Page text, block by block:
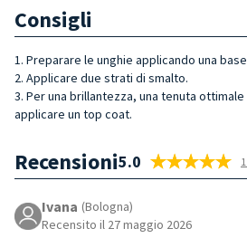
Consigli
1. Preparare le unghie applicando una
2. Applicare due strati di smalto.
3. Per una brillantezza, una tenuta
applicare un top coat.
Recensioni5.0
Ivana (Bologna)
Recensito il 27 maggio 2026